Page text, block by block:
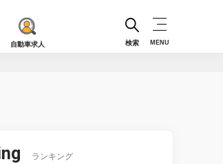
自動車求人 検索 MENU
ランキング